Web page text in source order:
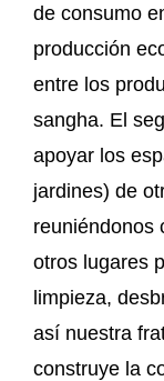
de consumo
producción
entre los
sangha. El
apoyar los
jardines) de
reuniéndonos
otros lugares
limpieza,
así nuestra
construye la